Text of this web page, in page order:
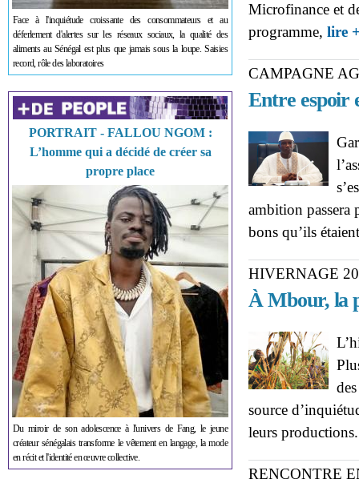
Face à l'inquiétude croissante des consommateurs et au
déferlement d'alertes sur les réseaux sociaux, la qualité des
aliments au Sénégal est plus que jamais sous la loupe. Saisies
record, rôle des laboratoires
PORTRAIT - FALLOU NGOM :
L’homme qui a décidé de créer sa
propre place
Du miroir de son adolescence à l'univers de Fang, le jeune
créateur sénégalais transforme le vêtement en langage, la mode
en récit et l'identité en œuvre collective.
Microfinance et
programme, lire
CAMPAGNE
Entre espoir
ambition passera
bons qu’ils
HIVERNAGE
À Mbour, la
source
leurs
RENCONTRE